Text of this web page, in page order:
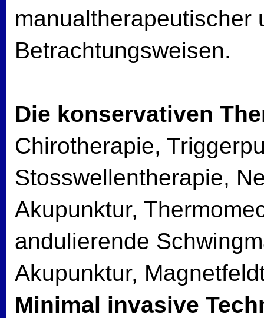
manualtherapeutischer
Betrachtungsweisen.
Die konservativen
Chirotherapie,
Stosswellentherapie,
Akupunktur,
andulierende
Akupunktur,
Minimal invasive